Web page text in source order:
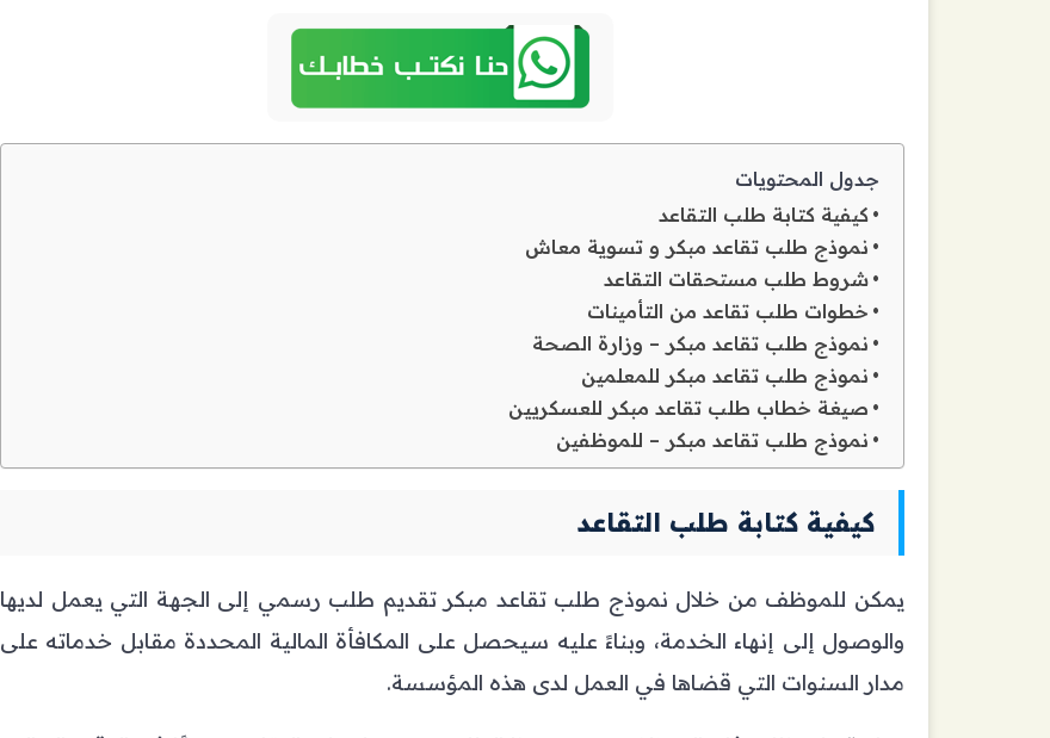
جدول المحتويات
كيفية كتابة طلب التقاعد
نموذج طلب تقاعد مبكر و تسوية معاش
شروط طلب مستحقات التقاعد
خطوات طلب تقاعد من التأمينات
نموذج طلب تقاعد مبكر – وزارة الصحة
نموذج طلب تقاعد مبكر للمعلمين
صيغة خطاب طلب تقاعد مبكر للعسكريين
نموذج طلب تقاعد مبكر – للموظفين
كيفية كتابة طلب التقاعد
يمكن للموظف من خلال نموذج طلب تقاعد مبكر تقديم طلب رسمي إلى الجهة التي يعمل لديها
والوصول إلى إنهاء الخدمة، وبناءً عليه سيحصل على المكافأة المالية المحددة مقابل خدماته على
مدار السنوات التي قضاها في العمل لدى هذه المؤسسة.